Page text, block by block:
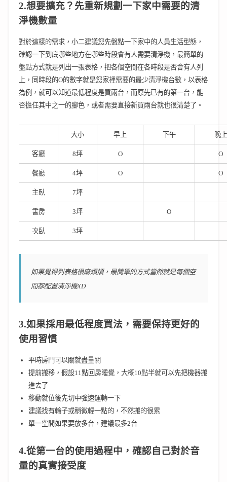
2.想要擴充？先重新規劃一下家中需要的清
淨機數量
對於這樣的需求，小二建議您先盤點一下家中的人員生活型態，
確認一下到底哪些地方在哪些時段會有人需要清淨機，最簡單的
盤點方式就是列出一張表格，把各個空間在各時段是否會有人列
上，同時段的O的數字就是您家裡需要的最少清淨機台數，以表格
為例，就可以知道最低程度是買兩台，而原先已有的第一台，能
否擔任其中之一的腳色，或者需要直接新買兩台就也很清楚了。
大小 早上 下午 晚上
客廳 8坪 O O
餐廳 4坪 O O
主臥 7坪
書房 3坪 O
次臥 3坪
如果覺得列表格很麻煩煩，最簡單的方式當然就是每個空
間都配置清淨機XD
3.如果採用最低程度買法，需要保持更好的
使用習慣
平時房門可以關就盡量關
提前搬移，假設11點回房睡覺，大概10點半就可以先把機器搬
進去了
移動就位後先切中強速運轉一下
建議找有輪子或稍微輕一點的，不然搬的很累
單一空間如果要放多台，建議最多2台
4.從第一台的使用過程中，確認自己對於音
量的真實接受度